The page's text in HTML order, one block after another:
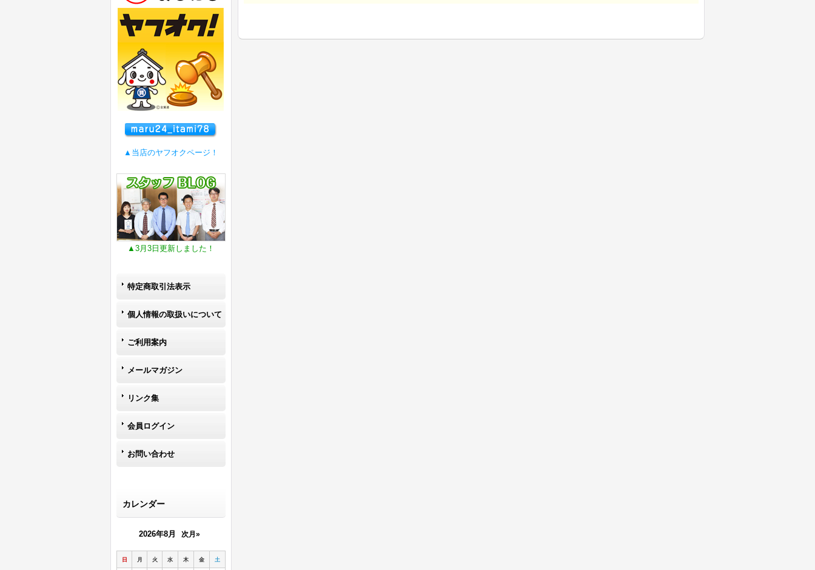
▲当店のヤフオクページ！
▲3月3日更新しました！
特定商取引法表示
個人情報の取扱いについて
ご利用案内
メールマガジン
リンク集
会員ログイン
お問い合わせ
カレンダー
2026年8月 次月»
日 月 火 水 木 金 土